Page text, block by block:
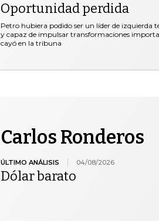
Oportunidad perdida
Petro hubiera podido ser un líder de izquierda
y capaz de impulsar transformaciones
cayó en la tribuna
Carlos Ronderos
ÚLTIMO ANÁLISIS 04/08/2026
Dólar barato